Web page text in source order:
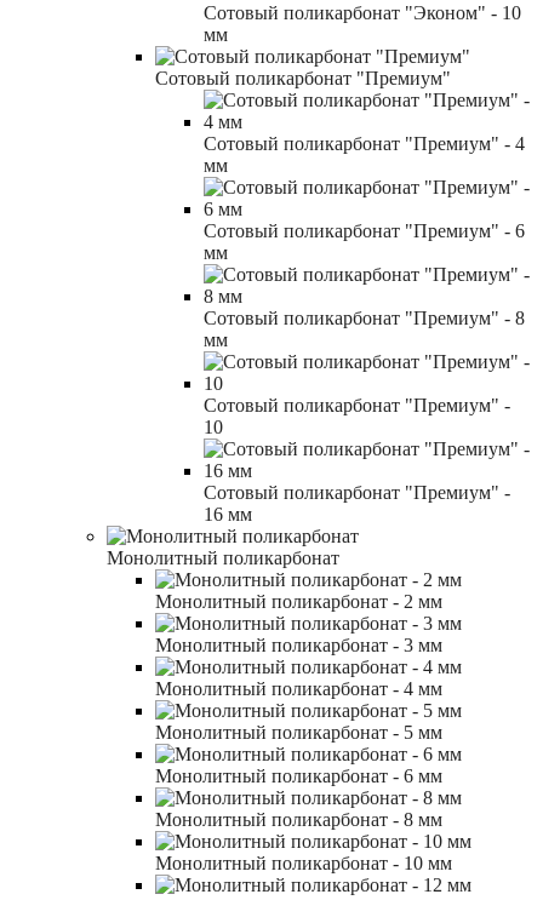
Сотовый поликарбонат "Эконом" - 10
мм
Сотовый поликарбонат "Премиум"
Сотовый поликарбонат "Премиум" - 4
мм
Сотовый поликарбонат "Премиум" - 6
мм
Сотовый поликарбонат "Премиум" - 8
мм
Сотовый поликарбонат "Премиум" -
10
Сотовый поликарбонат "Премиум" -
16 мм
Монолитный поликарбонат
Монолитный поликарбонат - 2 мм
Монолитный поликарбонат - 3 мм
Монолитный поликарбонат - 4 мм
Монолитный поликарбонат - 5 мм
Монолитный поликарбонат - 6 мм
Монолитный поликарбонат - 8 мм
Монолитный поликарбонат - 10 мм